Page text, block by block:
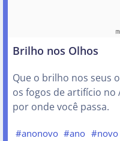
Brilho nos Olhos
Que o brilho nos seus
os fogos de artifício
por onde você passa.
#anonovo #ano #novo